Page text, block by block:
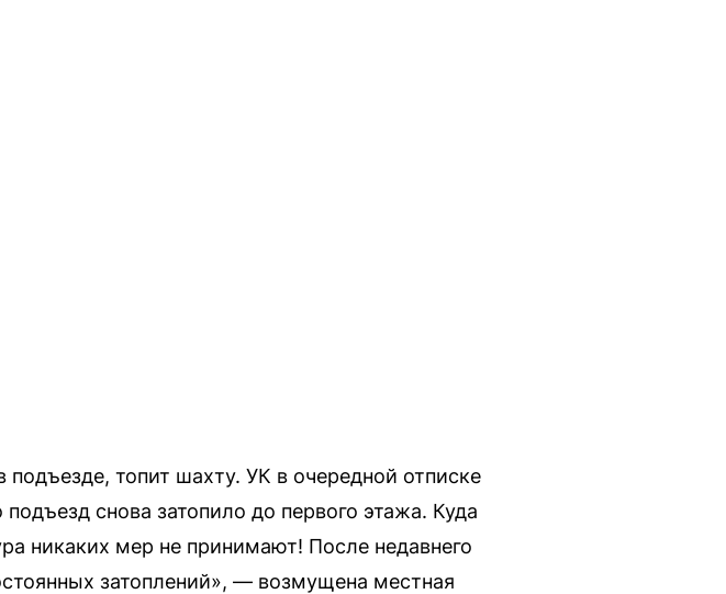
топит шахту. УК в очередной отписке
снова затопило до первого этажа. Куда
никаких мер не принимают! После недавнего
затоплений», — возмущена местная